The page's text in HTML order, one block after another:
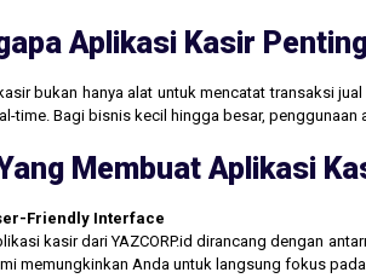
Aplikasi Kasir
bukan hanya alat untuk mencatat transaksi
time. Bagi bisnis kecil hingga besar,
Membuat Aplikasi
Friendly Interface
kasir dari YAZCORP.id dirancang dengan
memungkinkan Anda untuk langsung fokus